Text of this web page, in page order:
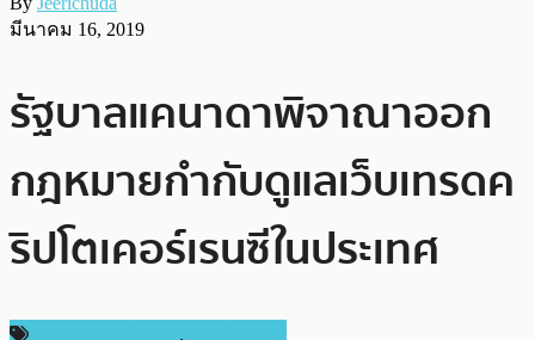
มีนาคม 16, 2019
รัฐบาลแคนาดาพิจาณาออก
กฎหมายกำกับดูแลเว็บเทรดค
ริปโตเคอร์เรนซีในประเทศ